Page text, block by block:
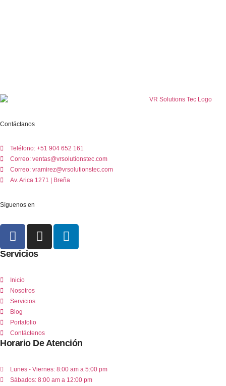
Contáctanos
Teléfono: +51 904 652 161
Correo: ventas@vrsolutionstec.com
Correo: vramirez@vrsolutionstec.com
Av. Arica 1271 | Breña
Síguenos en
Servicios
Inicio
Nosotros
Servicios
Blog
Portafolio
Contáctenos
Horario De Atención
Lunes - Viernes: 8:00 am a 5:00 pm
Sábados: 8:00 am a 12:00 pm